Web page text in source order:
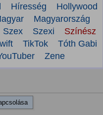
Híresség
Hollywood
Magyarország
Szex Szexi
Színész
TikTok
Tóth Gabi
Zene